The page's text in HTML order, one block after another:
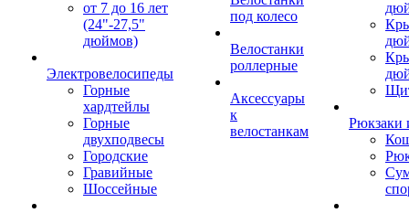
от 7 до 16 лет
(24"-27,5"
дюймов)
Электровелосипеды
Горные
хардтейлы
Горные
двухподвесы
Городские
Гравийные
Шоссейные
под колесо
Велостанки
роллерные
Аксессуары
к
велостанкам
Рюкзаки